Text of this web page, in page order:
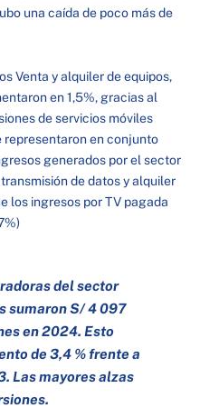
una caída de poco más de
Venta y alquiler de equipos,
en 1,5%, gracias al
de servicios móviles
representaron en conjunto
generados por el sector
de datos y alquiler
los ingresos por TV pagada
del sector
sumaron S/ 4 097
en 2024. Esto
de 3,4 % frente a
Las mayores alzas